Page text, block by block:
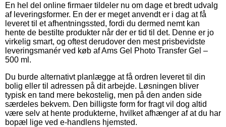
En hel del online firmaer tildeler nu om dage et bredt udvalg
af leveringsformer. En der er meget anvendt er i dag at få
leveret til et afhentningssted, fordi du dermed nemt kan
hente de bestilte produkter når der er tid til det. Denne er jo
virkelig smart, og oftest derudover den mest prisbevidste
leveringsmanér ved køb af Ams Gel Photo Transfer Gel –
500 ml.
Du burde alternativt planlægge at få ordren leveret til din
bolig eller til adressen på dit arbejde. Løsningen bliver
typisk en tand mere bekostelig, men på den anden side
særdeles bekvem. Den billigste form for fragt vil dog altid
være selv at hente produkterne, hvilket afhænger af at du har
bopæl lige ved e-handlens hjemsted.